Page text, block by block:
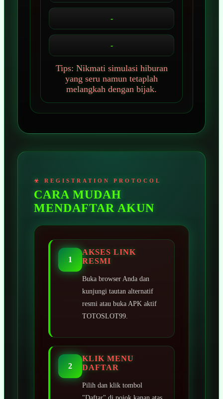
-
-
Tips: Nikmati simulasi hiburan
yang seru namun tetaplah
melangkah dengan bijak.
CARA MUDAH
MENDAFTAR AKUN
1
AKSES LINK
RESMI
Buka browser Anda dan
kunjungi tautan alternatif
resmi atau buka APK aktif
TOTOSLOT99.
2
KLIK MENU
DAFTAR
Pilih dan klik tombol